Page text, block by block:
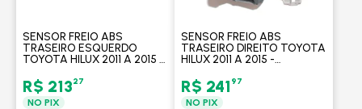
SENSOR FREIO ABS
TRASEIRO ESQUERDO
TOYOTA HILUX 2011 A 2015 -
R$ 21327
NO PIX
SENSOR FREIO ABS
TRASEIRO DIREITO TOYOTA
HILUX 2011 A 2015 -
R$ 241 97
NO PIX